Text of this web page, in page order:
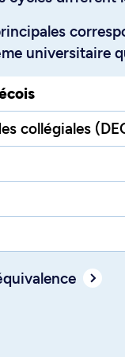
universitaire
collégiales